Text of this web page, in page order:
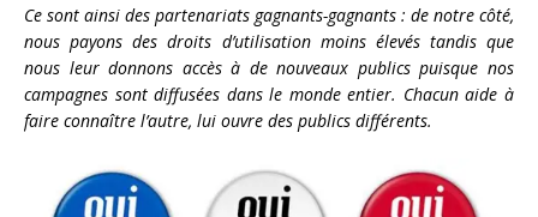
Ce sont ainsi des partenariats gagnants-gagnants : de notre côté,
nous payons des droits d’utilisation moins élevés tandis que
nous leur donnons accès à de nouveaux publics puisque nos
campagnes sont diffusées dans le monde entier. Chacun aide à
faire connaître l’autre, lui ouvre des publics différents.